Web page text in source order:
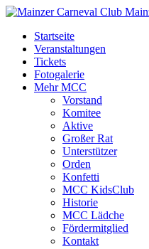
Startseite
Veranstaltungen
Tickets
Fotogalerie
Mehr MCC
Vorstand
Komitee
Aktive
Großer Rat
Unterstützer
Orden
Konfetti
MCC KidsClub
Historie
MCC Lädche
Fördermitglied
Kontakt